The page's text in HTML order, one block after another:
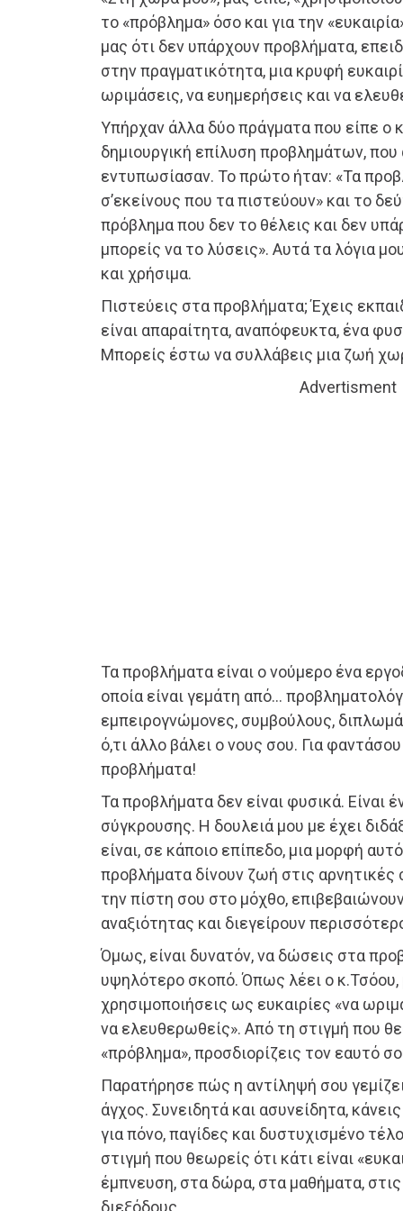
το «πρόβλημα» όσο και για την
μας ότι δεν υπάρχουν προβλήματα,
στην πραγματικότητα, μια κρυφή
ωριμάσεις, να ευημερήσεις και να
Υπήρχαν άλλα δύο πράγματα που είπε ο
δημιουργική επίλυση προβλημάτων, που
εντυπωσίασαν. Το πρώτο ήταν: «Τα
σ’εκείνους που τα πιστεύουν» και το
πρόβλημα που δεν το θέλεις και δεν
μπορείς να το λύσεις». Αυτά τα λόγια
και χρήσιμα.
Πιστεύεις στα προβλήματα; Έχεις
είναι απαραίτητα, αναπόφευκτα, ένα
Μπορείς έστω να συλλάβεις μια ζωή
Advertisment
Τα προβλήματα είναι ο νούμερο ένα
οποία είναι γεμάτη από…
εμπειρογνώμονες, συμβούλους,
ό,τι άλλο βάλει ο νους σου. Για
προβλήματα!
Τα προβλήματα δεν είναι φυσικά. Είναι
σύγκρουσης. Η δουλειά μου με έχει
είναι, σε κάποιο επίπεδο, μια μορφή
προβλήματα δίνουν ζωή στις αρνητικές
την πίστη σου στο μόχθο,
αναξιότητας και διεγείρουν
Όμως, είναι δυνατόν, να δώσεις στα
υψηλότερο σκοπό. Όπως λέει ο κ.Τσόου,
χρησιμοποιήσεις ως ευκαιρίες «να
να ελευθερωθείς». Από τη στιγμή που
«πρόβλημα», προσδιορίζεις τον εαυτό
Παρατήρησε πώς η αντίληψή σου
άγχος. Συνειδητά και ασυνείδητα,
για πόνο, παγίδες και δυστυχισμένο
στιγμή που θεωρείς ότι κάτι είναι
έμπνευση, στα δώρα, στα μαθήματα, στις
διεξόδους.